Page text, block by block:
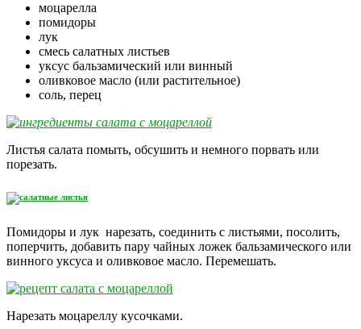
моцарелла
помидоры
лук
смесь салатных листьев
уксус бальзамический или винный
оливковое масло (или растительное)
соль, перец
Листья салата помыть, обсушить и немного порвать или
порезать.
Помидоры и лук нарезать, соединить с листьями, посолить,
поперчить, добавить пару чайных ложек бальзамического или
винного уксуса и оливковое масло. Перемешать.
Нарезать моцареллу кусочками.